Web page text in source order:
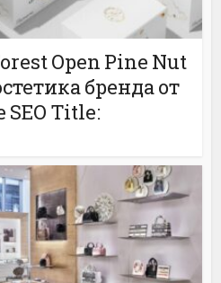
Open Pine Nut
бренда от
SEO Title: